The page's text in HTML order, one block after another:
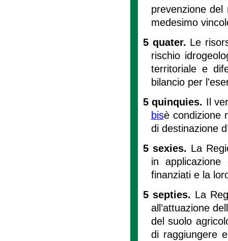
prevenzione
medesimo
5 quater. Le
rischio
territoriale e
bilancio per
5 quinquies. Il
bisè condizione
di destinazione
5 sexies. La
in
finanziati e la
5 septies. La
all’attuazione
del suolo
di raggiungere